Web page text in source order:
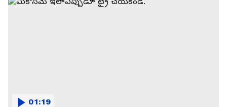
01:19